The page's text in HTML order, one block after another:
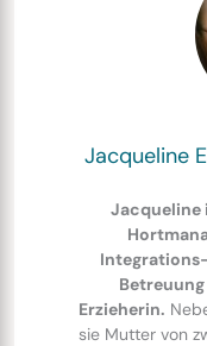
Jacqueline
Jacqueline
Erzieherin.
sie Mutter von